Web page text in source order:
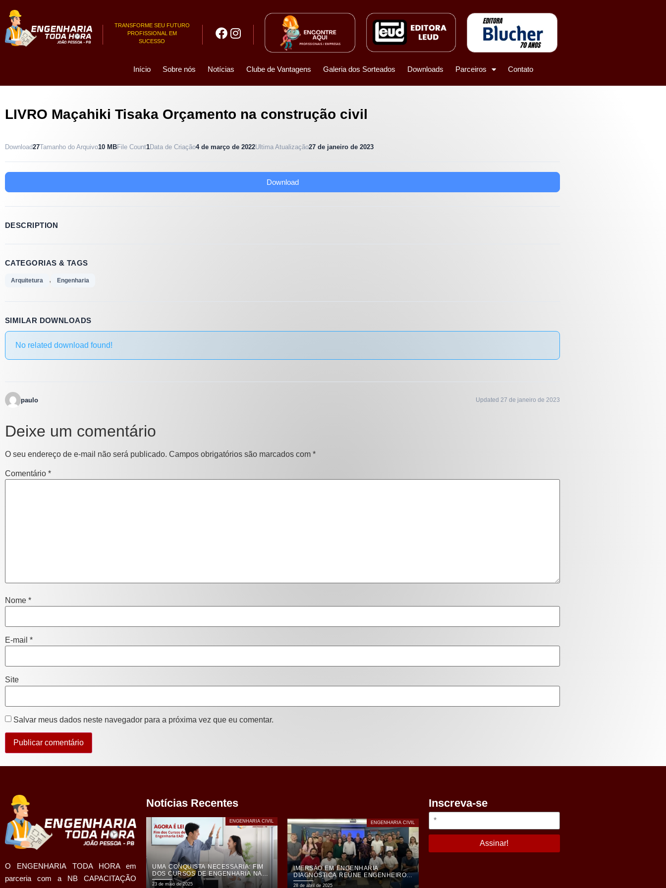
TRANSFORME SEU FUTURO
PROFISSIONAL EM
SUCESSO
Início Sobre nós Notícias Clube de Vantagens Galeria dos Sorteados Downloads Parceiros Contato
LIVRO Maçahiki Tisaka Orçamento na construção civil
Download27Tamanho do Arquivo10 MBFile Count1Data de Criação4 de março de 2022Ultima Atualização27 de janeiro de 2023
Download
DESCRIPTION
CATEGORIAS & TAGS
Arquitetura , Engenharia
SIMILAR DOWNLOADS
No related download found!
paulo Updated 27 de janeiro de 2023
Deixe um comentário
O seu endereço de e-mail não será publicado. Campos obrigatórios são marcados com *
Comentário *
Nome *
E-mail *
Site
Salvar meus dados neste navegador para a próxima vez que eu comentar.
O ENGENHARIA TODA HORA em
parceria com a NB CAPACITAÇÃO
Notícias Recentes
ENGENHARIA CIVIL
UMA CONQUISTA NECESSÁRIA: FIM
DOS CURSOS DE ENGENHARIA NA
MODALIDADE EAD
23 de maio de 2025
ENGENHARIA CIVIL
IMERSÃO EM ENGENHARIA
DIAGNÓSTICA REÚNE ENGENHEIROS
DA PARAÍBA E ESTADOS VIZINHOS
28 de abril de 2025
Inscreva-se